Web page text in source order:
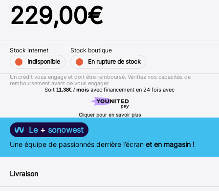
229,00€
Soit 11.38€ / mois avec financement en 24 fois avec
Cliquer pour en savoir plus
Un crédit vous engage et doit être remboursé. Vérifiez vos capacités de
remboursement avant de vous engager.
Stock internet
Indisponible
Stock boutique
En rupture de stock
Le + sonowest
Une équipe de passionnés derrière l’écran et en magasin !
Livraison